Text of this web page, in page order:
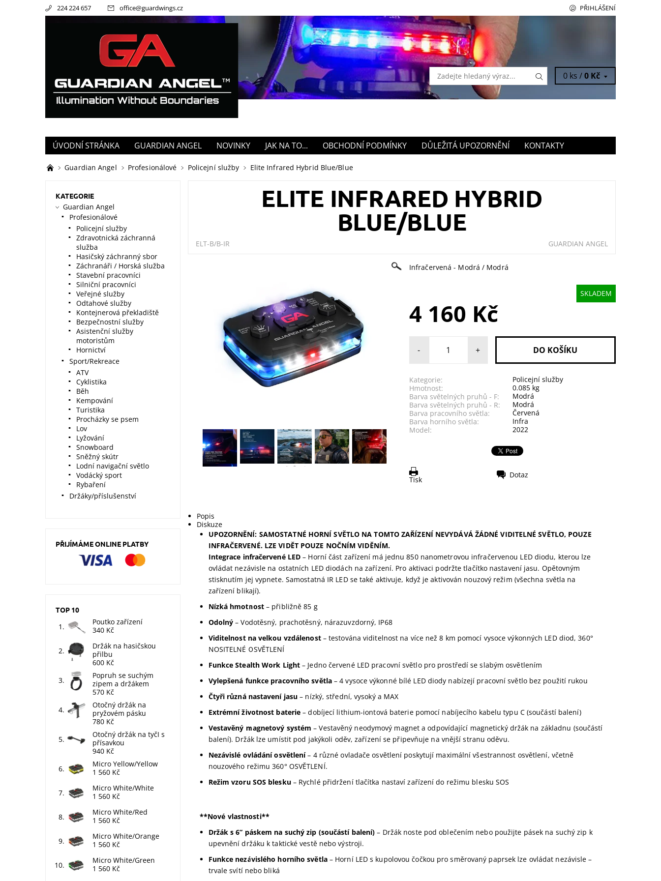
224 224 657 office@guardwings.cz PŘIHLÁŠENÍ
0 ks /0 Kč
ÚVODNÍ STRÁNKA GUARDIAN ANGEL NOVINKY JAK NA TO... OBCHODNÍ PODMÍNKY DŮLEŽITÁ UPOZORNĚNÍ KONTAKTY
Guardian Angel Profesionálové Policejní služby Elite Infrared Hybrid Blue/Blue
ELITE INFRARED HYBRID
BLUE/BLUE
ELT-B/B-IR GUARDIAN ANGEL
Infračervená - Modrá / Modrá
SKLADEM
4 160 Kč
- +
Kategorie:
Policejní služby
Hmotnost:
0.085 kg
Barva světelných pruhů - F:
Modrá
Barva světelných pruhů - R:
Modrá
Barva pracovního světla:
Červená
Barva horního světla:
Infra
Model:
2022
Tisk
Dotaz
Popis
Diskuze
UPOZORNĚNÍ: SAMOSTATNÉ HORNÍ SVĚTLO NA TOMTO ZAŘÍZENÍ NEVYDÁVÁ ŽÁDNÉ VIDITELNÉ SVĚTLO, POUZE
INFRAČERVENÉ. LZE VIDĚT POUZE NOČNÍM VIDĚNÍM.
Integrace infračervené LED– Horní část zařízení má jednu 850 nanometrovou infračervenou LED diodu, kterou lze
ovládat nezávisle na ostatních LED diodách na zařízení. Pro aktivaci podržte tlačítko nastavení jasu. Opětovným
stisknutím jej vypnete. Samostatná IR LED se také aktivuje, když je aktivován nouzový režim (všechna světla na
zařízení blikají).
Nízká hmotnost– přibližně 85 g
Odolný – Vodotěsný, prachotěsný, nárazuvzdorný, IP68
Viditelnost na velkou vzdálenost– testována viditelnost na více než 8 km pomocí vysoce výkonných LED diod, 360°
NOSITELNÉ OSVĚTLENÍ
Funkce Stealth Work Light– Jedno červené LED pracovní světlo pro prostředí se slabým osvětlením
Vylepšená funkce pracovního světla – 4 vysoce výkonné bílé LED diody nabízejí pracovní světlo bez použití rukou
Čtyři různá nastavení jasu – nízký, střední, vysoký a MAX
Extrémní životnost baterie – dobíjecí lithium-iontová baterie pomocí nabíjecího kabelu typu C (součástí balení)
Vestavěný magnetový systém– Vestavěný neodymový magnet a odpovídající magnetický držák na základnu (součástí
balení). Držák lze umístit pod jakýkoli oděv, zařízení se připevňuje na vnější stranu oděvu.
Nezávislé ovládání osvětlení– 4 různé ovladače osvětlení poskytují maximální všestrannost osvětlení, včetně
nouzového režimu 360° OSVĚTLENÍ.
Režim vzoru SOS blesku– Rychlé přidržení tlačítka nastaví zařízení do režimu blesku SOS
**Nové vlastnosti**
Držák s 6” páskem na suchý zip (součástí balení) – Držák noste pod oblečením nebo použijte pásek na suchý zip k
upevnění držáku k taktické vestě nebo výstroji.
Funkce nezávislého horního světla– Horní LED s kupolovou čočkou pro směrovaný paprsek lze ovládat nezávisle –
trvale svítí nebo bliká
KATEGORIE
Guardian Angel
Profesionálové
Policejní služby
Zdravotnická záchranná
služba
Hasičský záchranný sbor
Záchranáři / Horská služba
Stavební pracovníci
Silniční pracovníci
Veřejné služby
Odtahové služby
Kontejnerová překladiště
Bezpečnostní služby
Asistenční služby
motoristům
Hornictví
Sport/Rekreace
ATV
Cyklistika
Běh
Kempování
Turistika
Procházky se psem
Lov
Lyžování
Snowboard
Sněžný skútr
Lodní navigační světlo
Vodácký sport
Rybaření
Držáky/příslušenství
PŘIJÍMÁME ONLINE PLATBY
TOP 10
Poutko zařízení
340 Kč
Držák na hasičskou
přilbu
600 Kč
Popruh se suchým
zipem a držákem
570 Kč
Otočný držák na
pryžovém pásku
780 Kč
Otočný držák na tyčI s
přísavkou
940 Kč
Micro Yellow/Yellow
1 560 Kč
Micro White/White
1 560 Kč
Micro White/Red
1 560 Kč
Micro White/Orange
1 560 Kč
Micro White/Green
1 560 Kč